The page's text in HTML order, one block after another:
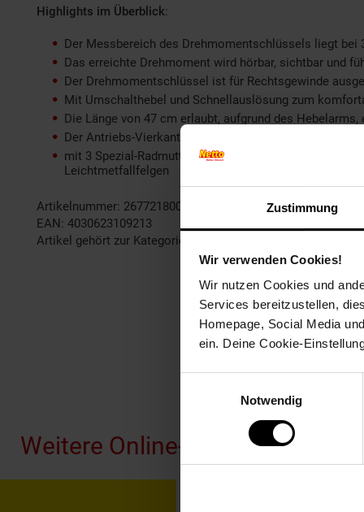
Zustimmung
Wir verwenden Cookies!
Wir nutzen Cookies und
Services bereitzustellen,
Homepage, Social Media
ein. Deine Cookie-
Notwendig
Highlights im Überblick:
Der Messbereich des Drehmomentschlüssels liegt bei
Das erreichte Drehmoment wird hörbar, sichtbar und
Der Drehmomentschlüssel ist für Rechtsgewinde
Mit Umschalthebel und Schnellauslösung zum
Die Länge von 47 cm erlaubt, aufgrund des
Der Antriebs-Vierkant ist passend für Einsätze mit
mit 3 Spezial-Radmutterneinsätzen aus Chrom-
Leichtmetfallfelgen
Artikelnummer: 2677218000
EAN: 4030623109213
Artikel gehört zur Kategorie:
Weitere Online-Angebote